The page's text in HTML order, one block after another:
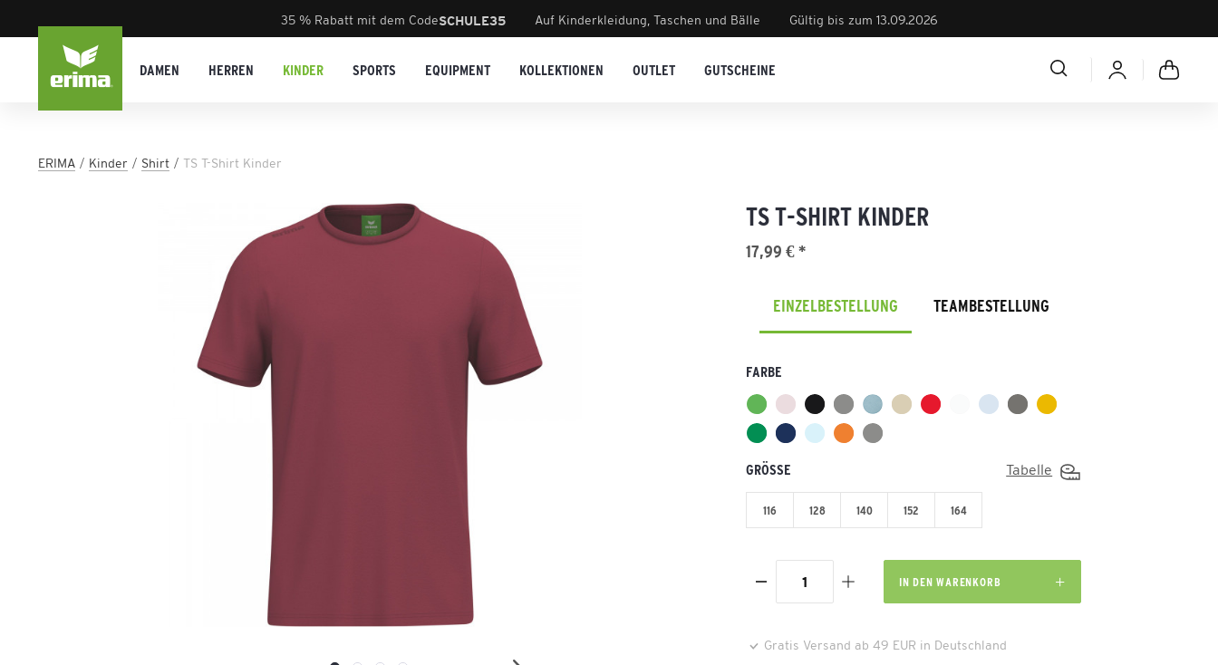
35 % Rabatt mit dem CodeSCHULE35 Auf Kinderkleidung, Taschen und Bälle Gültig bis zum 13.09.2026
DAMEN HERREN KINDER SPORTS EQUIPMENT KOLLEKTIONEN OUTLET GUTSCHEINE
ERIMA Kinder Shirt TS T-Shirt Kinder
TS T-SHIRT KINDER
17,99 € *
EINZELBESTELLUNG TEAMBESTELLUNG
FARBE
GRÖSSE Tabelle
116 128 140 152 164
IN DEN WARENKORB
Gratis Versand ab 49 EUR in Deutschland